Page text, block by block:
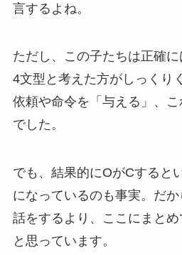
言するよね。
ただし、この子たちは正確
4文型と考えた方がしっくり
依頼や命令を「与える」、
でした。
でも、結果的にOがCすると
になっているのも事実。だ
話をするより、ここにまと
と思っています。